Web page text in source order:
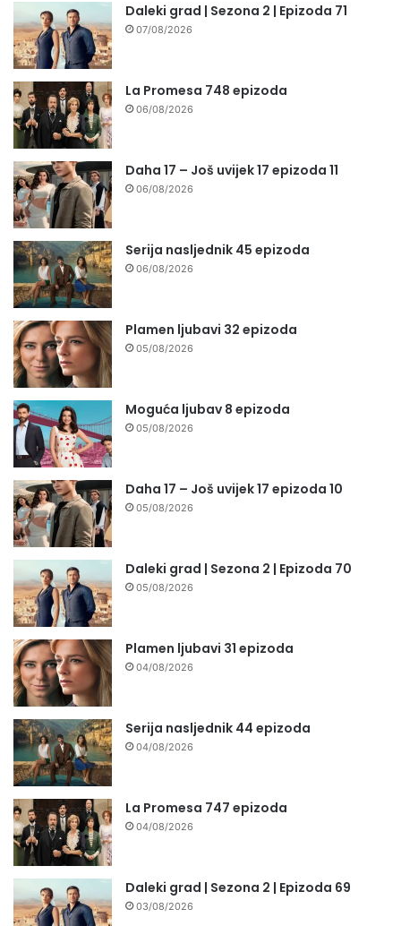
Daleki grad | Sezona 2 | Epizoda 71
07/08/2026
La Promesa 748 epizoda
06/08/2026
Daha 17 – Još uvijek 17 epizoda 11
06/08/2026
Serija nasljednik 45 epizoda
06/08/2026
Plamen ljubavi 32 epizoda
05/08/2026
Moguća ljubav 8 epizoda
05/08/2026
Daha 17 – Još uvijek 17 epizoda 10
05/08/2026
Daleki grad | Sezona 2 | Epizoda 70
05/08/2026
Plamen ljubavi 31 epizoda
04/08/2026
Serija nasljednik 44 epizoda
04/08/2026
La Promesa 747 epizoda
04/08/2026
Daleki grad | Sezona 2 | Epizoda 69
03/08/2026